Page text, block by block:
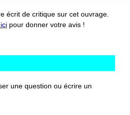
écrit de critique sur cet ouvrage.
pour donner votre avis !
une question ou écrire un